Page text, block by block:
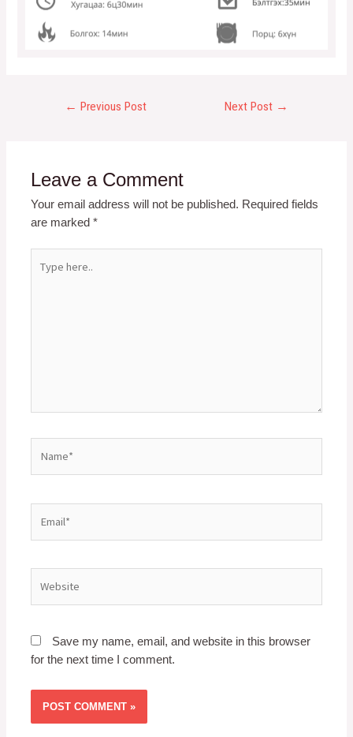
← Previous Post Next Post →
Leave a Comment
Your email address will not be published. Required fields
are marked*
Save my name, email, and website in this browser
for the next time I comment.